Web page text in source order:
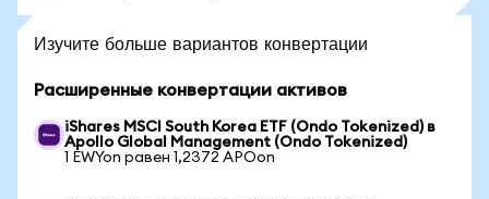
Изучите больше вариантов конвертации
Расширенные конвертации активов
iShares MSCI South Korea ETF (Ondo Tokenized) в
Apollo Global Management (Ondo Tokenized)
1 EWYon равен 1,2372 APOon